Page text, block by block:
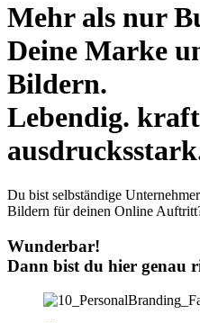
Mehr als nur
Deine Marke
Bildern.
Lebendig.
Du bist selbständige
Bildern für deinen Online
Wunderbar!
Dann bist du hier genau